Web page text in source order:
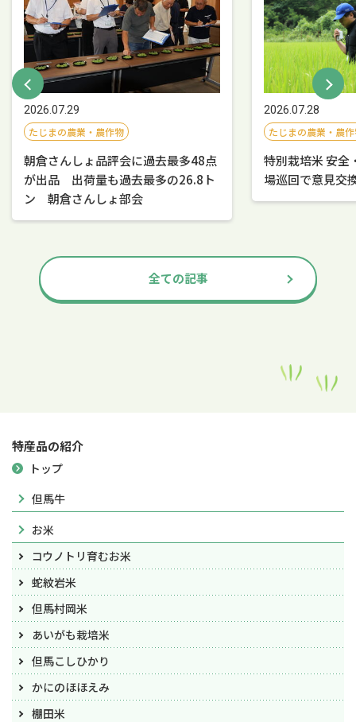
2026.07.29
たじまの農業・農作物
朝倉さんしょ品評会に過去最多48点
が出品 出荷量も過去最多の26.8ト
ン 朝倉さんしょ部会
2026.07.28
たじまの農業・農
特別栽培米 安全
場巡回で意見交
全ての記事
特産品の紹介
トップ
但馬牛
お米
コウノトリ育むお米
蛇紋岩米
但馬村岡米
あいがも栽培米
但馬こしひかり
かにのほほえみ
棚田米